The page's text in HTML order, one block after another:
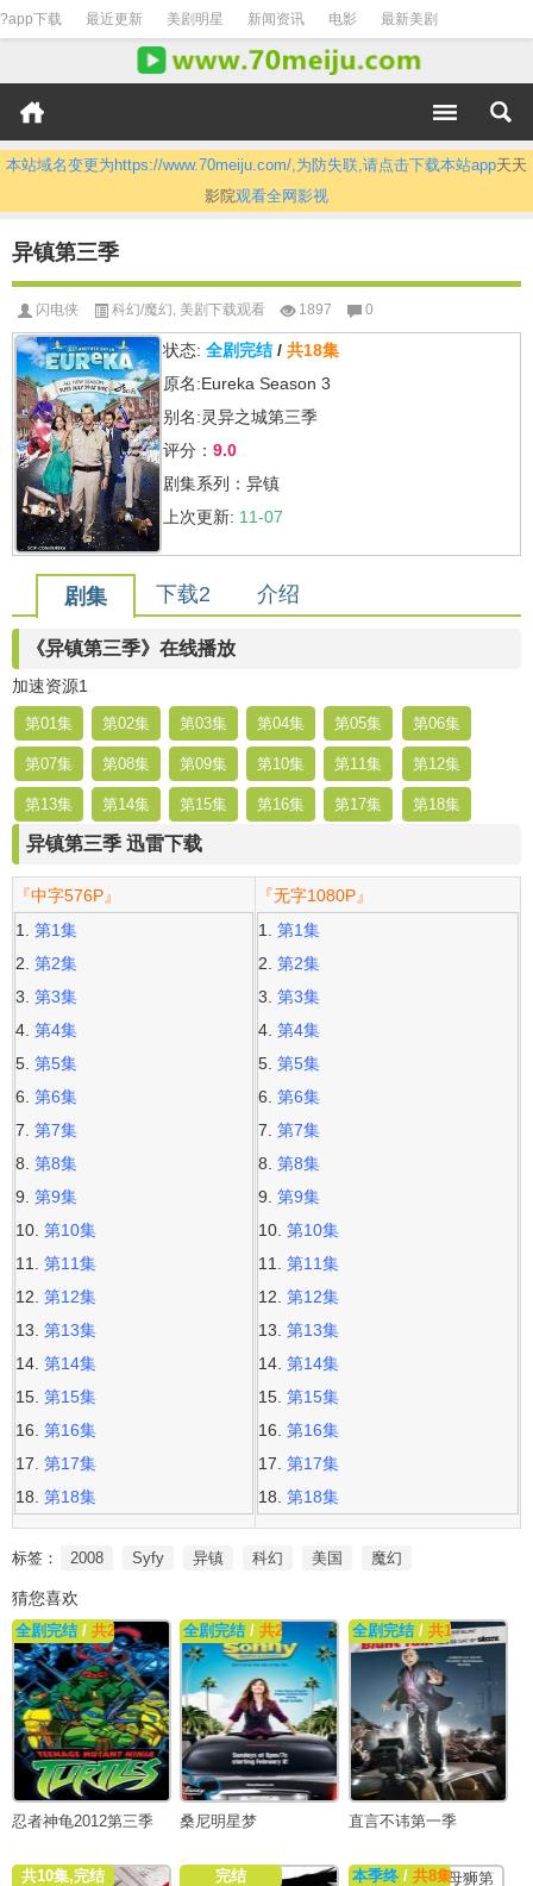
?app下载 最近更新 美剧明星 新闻资讯 电影 最新美剧
本站域名变更为https://www.70meiju.com/,为防失联,请点击下载本站app天天
影院观看全网影视
异镇第三季
闪电侠 科幻/魔幻, 美剧下载观看 1897 0
状态: 全剧完结/ 共18集
原名:Eureka Season 3
别名:灵异之城第三季
评分： 9.0
剧集系列：异镇
上次更新: 11-07
剧集 下载2 介绍
《异镇第三季》在线播放
加速资源1
第01集 第02集 第03集 第04集 第05集 第06集
第07集 第08集 第09集 第10集 第11集 第12集
第13集 第14集 第15集 第16集 第17集 第18集
异镇第三季 迅雷下载
『中字576P』
第1集
第2集
第3集
第4集
第5集
第6集
第7集
第8集
第9集
第10集
第11集
第12集
第13集
第14集
第15集
第16集
第17集
第18集
『无字1080P』
第1集
第2集
第3集
第4集
第5集
第6集
第7集
第8集
第9集
第10集
第11集
第12集
第13集
第14集
第15集
第16集
第17集
第18集
标签： 2008 Syfy 异镇 科幻 美国 魔幻
猜您喜欢
全剧完结 / 共26集
忍者神龟2012第三季
全剧完结 /共21集
桑尼明星梦
全剧完结/ 共10集
直言不讳第一季
共10集,完结 完结 本季终/ 共8集